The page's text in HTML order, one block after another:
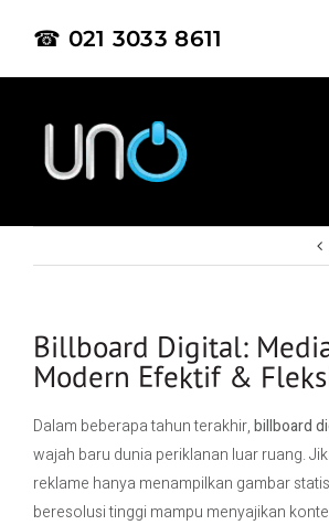
☎ 021 3033 8611
Billboard Digital:
Modern Efektif &
Dalam beberapa tahun terakhir,billboard
wajah baru dunia periklanan luar ruang.
reklame hanya menampilkan gambar
beresolusi tinggi mampu menyajikan